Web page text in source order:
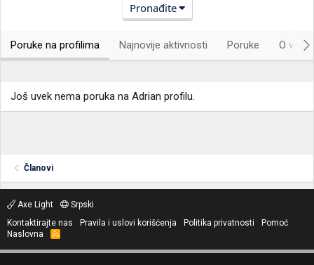
Pronađite
Poruke na profilima Najnovije aktivnosti Poruke O
Još uvek nema poruka na Adrian profilu.
Članovi
Axe Light
Srpski
Kontaktirajte nas
Pravila i uslovi korišćenja Politika privatnosti
Pomoć
Naslovna
R
S